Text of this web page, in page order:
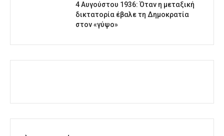
4 Αυγούστου 1936: Όταν η μεταξική
δικτατορία έβαλε τη Δημοκρατία
στον «γύψο»